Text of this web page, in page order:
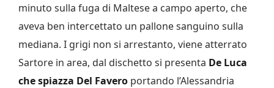
minuto sulla fuga di Maltese a campo aperto, che
aveva ben intercettato un pallone sanguino sulla
mediana. I grigi non si arrestanto, viene atterrato
Sartore in area, dal dischetto si presenta De Luca
che spiazza Del Favero portando l’Alessandria